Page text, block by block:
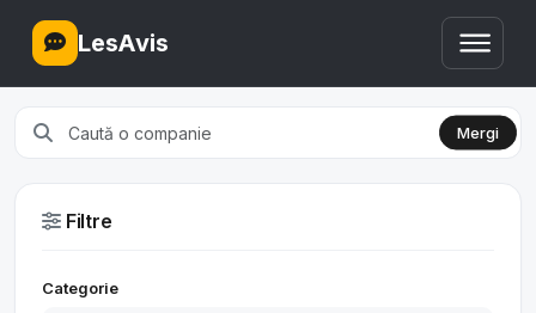
LesAvis
Mergi
Filtre
Categorie